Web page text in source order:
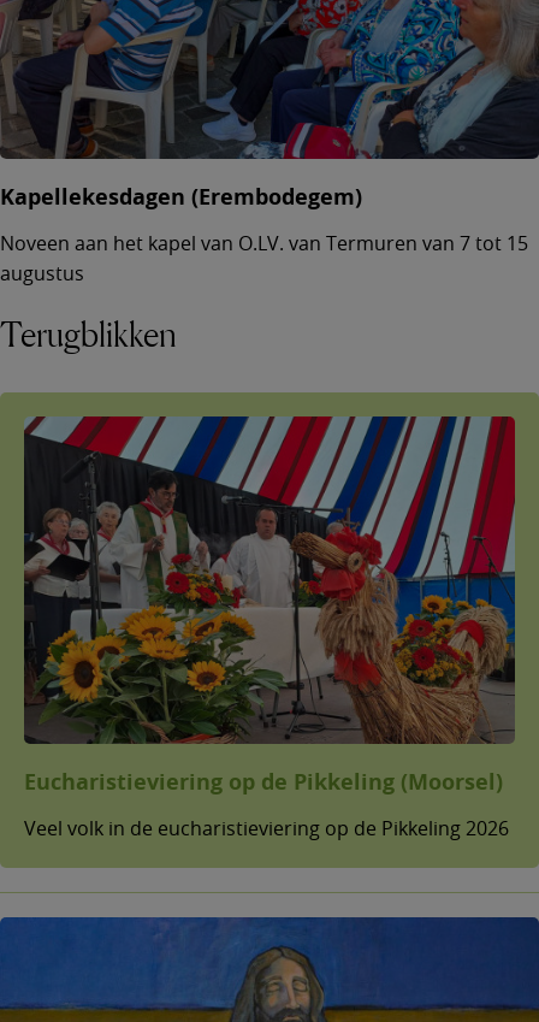
Kapellekesdagen (Erembodegem)
Noveen aan het kapel van O.LV. van Termuren van 7 tot 15
augustus
Terugblikken
Eucharistieviering op de Pikkeling (Moorsel)
Veel volk in de eucharistieviering op de Pikkeling 2026